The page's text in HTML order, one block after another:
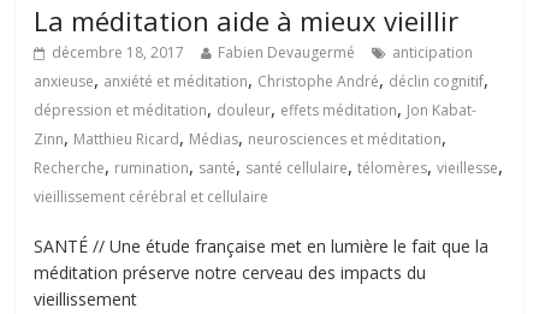
La méditation aide à mieux vieillir
décembre 18, 2017 Fabien Devaugermé
anticipation
anxieuse, anxiété et méditation, Christophe André, déclin cognitif,
dépression et méditation, douleur, effets méditation, Jon Kabat-
Zinn, Matthieu Ricard, Médias, neurosciences et méditation,
Recherche, rumination, santé, santé cellulaire,télomères,vieillesse,
vieillissement cérébral et cellulaire
SANTÉ // Une étude française met en lumière le fait que la
méditation préserve notre cerveau des impacts du
vieillissement